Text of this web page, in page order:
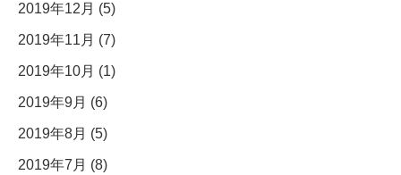
2019年12月 (5)
2019年11月 (7)
2019年10月 (1)
2019年9月 (6)
2019年8月 (5)
2019年7月 (8)